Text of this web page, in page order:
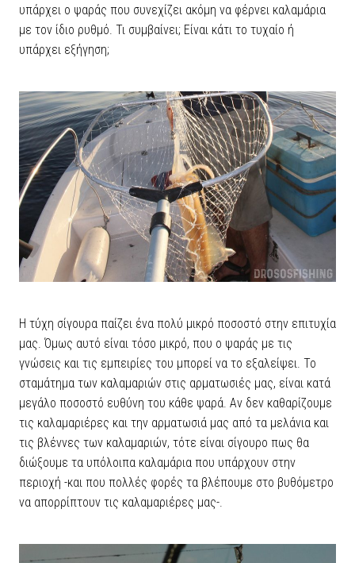
υπάρχει ο ψαράς που συνεχίζει ακόμη να φέρνει καλαμάρια
με τον ίδιο ρυθμό. Τι συμβαίνει; Είναι κάτι το τυχαίο ή
υπάρχει εξήγηση;
Η τύχη σίγουρα παίζει ένα πολύ μικρό ποσοστό στην επιτυχία
μας. Όμως αυτό είναι τόσο μικρό, που ο ψαράς με τις
γνώσεις και τις εμπειρίες του μπορεί να το εξαλείψει. Το
σταμάτημα των καλαμαριών στις αρματωσιές μας, είναι κατά
μεγάλο ποσοστό ευθύνη του κάθε ψαρά. Αν δεν καθαρίζουμε
τις καλαμαριέρες και την αρματωσιά μας από τα μελάνια και
τις βλέννες των καλαμαριών, τότε είναι σίγουρο πως θα
διώξουμε τα υπόλοιπα καλαμάρια που υπάρχουν στην
περιοχή -και που πολλές φορές τα βλέπουμε στο βυθόμετρο
να απορρίπτουν τις καλαμαριέρες μας-.